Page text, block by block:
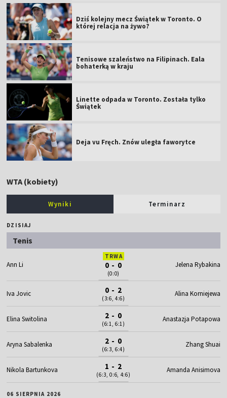
Dziś kolejny mecz Świątek w Toronto. O
której relacja na żywo?
Tenisowe szaleństwo na Filipinach. Eala
bohaterką w kraju
Linette odpada w Toronto. Została tylko
Świątek
Deja vu Fręch. Znów uległa faworytce
WTA (kobiety)
Wyniki Terminarz
DZISIAJ
Tenis
Ann Li
TRWA
0 - 0
(0:0)
Jelena Rybakina
Iva Jovic 0 - 2
(3:6, 4:6)
Alina Korniejewa
Elina Switolina 2 - 0
(6:1, 6:1)
Anastazja Potapowa
Aryna Sabalenka 2 - 0
(6:3, 6:4)
Zhang Shuai
Nikola Bartunkova 1 - 2
(6:3, 0:6, 4:6)
Amanda Anisimova
06 SIERPNIA 2026